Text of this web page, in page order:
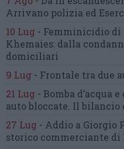
Arrivano polizia ed
10 Lug - Femminicidio di
Khemaies: dalla
domiciliari
9 Lug - Frontale tra due
21 Lug - Bomba d’acqua
auto bloccate. Il bilancio
27 Lug - Addio a Giorgio
storico commerciante di